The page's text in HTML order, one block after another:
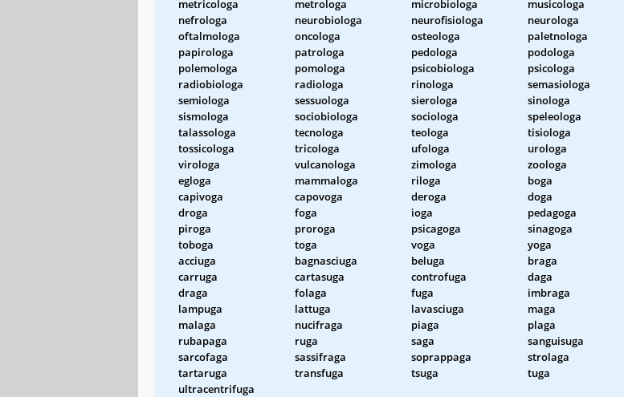
metricologa
metrologa microbiologa
musicologa
nefrologa
neurobiologa neurofisiologa
neurologa
oftalmologa
oncologa osteologa
paletnologa
papirologa
patrologa pedologa
podologa
polemologa
pomologa psicobiologa
psicologa
radiobiologa
radiologa rinologa
semasiologa
semiologa
sessuologa sierologa
sinologa
sismologa
sociobiologa sociologa
speleologa
talassologa
tecnologa teologa
tisiologa
tossicologa
tricologa ufologa
urologa
virologa
vulcanologa zimologa
zoologa
egloga
mammaloga riloga
boga
capivoga
capovoga deroga
doga
droga
foga ioga
pedagoga
piroga
proroga psicagoga
sinagoga
toboga
toga voga
yoga
acciuga
bagnasciuga beluga
braga
carruga
cartasuga controfuga
daga
draga
folaga fuga
imbraga
lampuga
lattuga lavasciuga
maga
malaga
nucifraga piaga
plaga
rubapaga
ruga saga
sanguisuga
sarcofaga
sassifraga soprappaga
strolaga
tartaruga
transfuga tsuga
tuga
ultracentrifuga